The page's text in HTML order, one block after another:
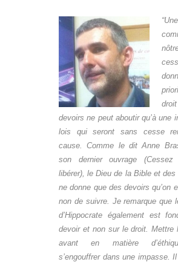
devoirs ne peut aboutir qu’à une
lois qui seront sans cesse
cause. Comme le dit Anne
son dernier ouvrage (
libérer), le Dieu de la Bible et des
ne donne que des devoirs qu’on
non de suivre. Je remarque que
d’Hippocrate également est
devoir et non sur le droit. Mettre
avant en matière
s’engouffrer dans une impasse.